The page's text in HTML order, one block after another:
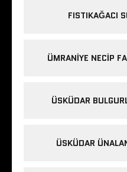
FISTIKAĞACI
ÜMRANIYE NECIP
ÜSKÜDAR
ÜSKÜDAR